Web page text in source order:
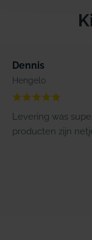
Dennis
Hengelo
Levering was
producten zijn